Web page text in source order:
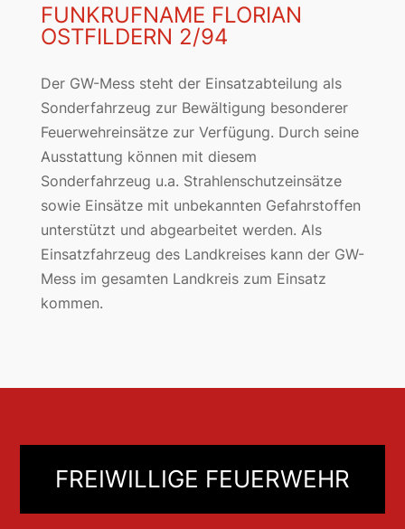
FUNKRUFNAME FLORIAN
OSTFILDERN 2/94
Der GW-Mess steht der Einsatzabteilung als
Sonderfahrzeug zur Bewältigung besonderer
Feuerwehreinsätze zur Verfügung. Durch seine
Ausstattung können mit diesem
Sonderfahrzeug u.a. Strahlenschutzeinsätze
sowie Einsätze mit unbekannten Gefahrstoffen
unterstützt und abgearbeitet werden. Als
Einsatzfahrzeug des Landkreises kann der GW-
Mess im gesamten Landkreis zum Einsatz
kommen.
FREIWILLIGE FEUERWEHR